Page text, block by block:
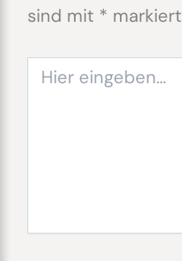
sind mit * markiert
eingeben…